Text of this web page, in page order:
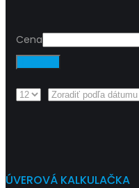
Cena
ÚVEROVÁ KALKULAČKA